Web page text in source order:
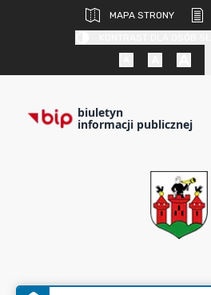
MAPA STRONY
biuletyn
informacji publicznej